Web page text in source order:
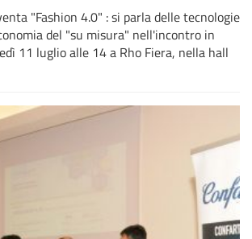
"Fashion 4.0" : si parla delle tecnologie
del "su misura" nell'incontro in
11 luglio alle 14 a Rho Fiera, nella hall